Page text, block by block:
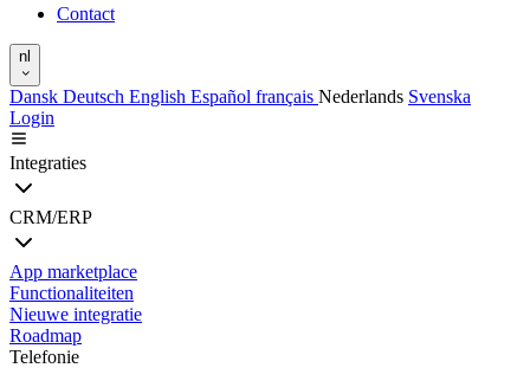
Contact
nl
Dansk Deutsch English Español français Nederlands Svenska
Login
Integraties
CRM/ERP
App marketplace
Functionaliteiten
Nieuwe integratie
Roadmap
Telefonie